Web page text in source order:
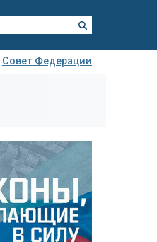
Совет Федерации